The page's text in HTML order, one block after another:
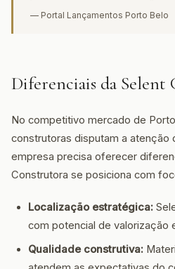
— Portal Lançamentos Porto Belo
Diferenciais da
No competitivo mercado de
construtoras disputam a atenção
empresa precisa oferecer
Construtora se posiciona com
Localização estratégica:
com potencial de valorização
Qualidade construtiva: